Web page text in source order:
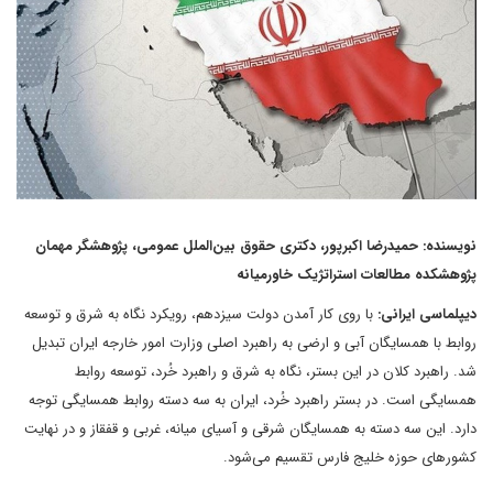
نویسنده: حمیدرضا اکبرپور، دکتری حقوق بین‌الملل عمومی، پژوهشگر مهمان
پژوهشکده مطالعات استراتژیک خاورمیانه
دیپلماسی ایرانی: با روی کار آمدن دولت سیزدهم، رویکرد نگاه به شرق و توسعه
روابط با همسایگان آبی و ارضی به راهبرد اصلی وزارت امور خارجه ایران تبدیل
شد. راهبرد کلان در این بستر، نگاه به شرق و راهبرد خُرد، توسعه روابط
همسایگی است. در بستر راهبرد خُرد، ایران به سه دسته روابط همسایگی توجه
دارد. این سه دسته به همسایگان شرقی و آسیای میانه، غربی و قفقاز و در نهایت
کشورهای حوزه خلیج فارس تقسیم می‌شود.